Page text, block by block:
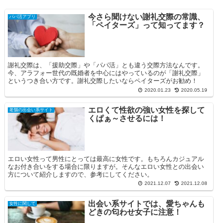
パパ活アプリ
今さら聞けない謝礼交際の常識、
「ペイターズ」って知ってます？
謝礼交際は、「援助交際」や「パパ活」とも違う交際方法なんです。
今、アラフォー世代の既婚者を中心にはやっているのが「謝礼交際」
というつき合い方です。謝礼交際したいならペイターズがお勧め！
2020.01.23 2020.05.19
老舗の出会い系サイト
エロくて性欲の強い女性を探して
くぱぁ～させるには！
エロい女性って男性にとっては最高に女性です。もちろんカジュアル
なお付き合いをする場合に限りますが。そんなエロい女性との出会い
方について紹介しますので、参考にしてください。
2021.12.07 2021.12.08
女性に関して
出会い系サイトでは、愛ちゃんも
どきの匂わせ女子に注意！